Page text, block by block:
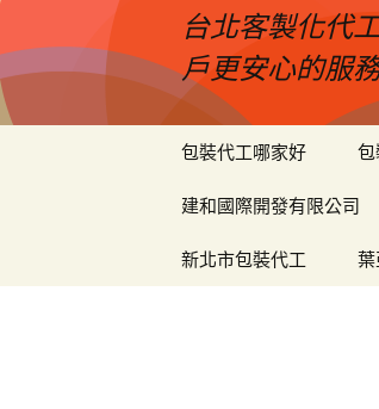
台北客製化代
戶更安心的服
包裝代工哪家好
建和國際開發有限公司
新北市包裝代工